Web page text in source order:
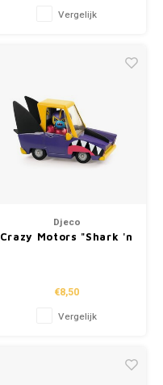
Vergelijk
Djeco
Crazy Motors "Shark 'n
€8,50
Vergelijk